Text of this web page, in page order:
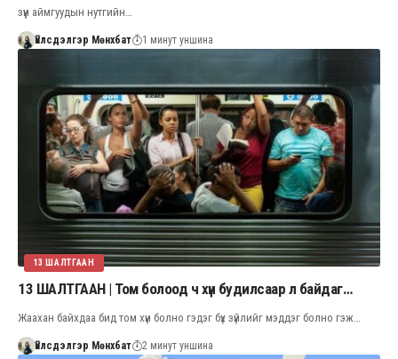
зүүн аймгуудын нутгийн…
Үйлсдэлгэр Мөнхбат 1 минут уншина
13 ШАЛТГААН
13 ШАЛТГААН | Том болоод ч хүн будилсаар л байдаг…
Жаахан байхдаа бид том хүн болно гэдэг бүх зүйлийг мэддэг болно гэж…
Үйлсдэлгэр Мөнхбат 2 минут уншина